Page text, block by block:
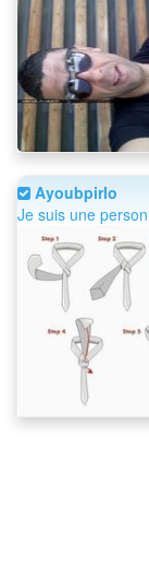
Ayoubpirlo
Je suis une